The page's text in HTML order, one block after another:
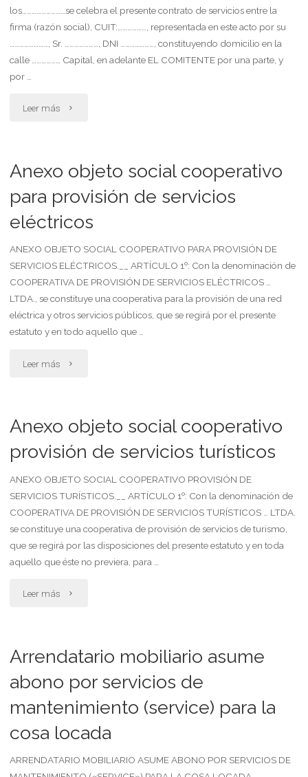
y
los………………………se celebra el presente contrato de servicios entre la
firma (razón social), CUIT:………………, representada en este acto por su
……………………, Sr. …………………, DNI …………………, constituyendo domicilio en la
calle ……………… Capital, en adelante EL COMITENTE por una parte, y
por …
Leer más "Contrato
servicios
(contrato
de
servicios)"
Anexo objeto social cooperativo
para provisión de servicios
eléctricos
ANEXO OBJETO SOCIAL COOPERATIVO PARA PROVISIÓN DE
SERVICIOS ELÉCTRICOS.__ ARTÍCULO 1º: Con la denominación de
COOPERATIVA DE PROVISIÓN DE SERVICIOS ELÉCTRICOS …
LTDA., se constituye una cooperativa para la provisión de una red
eléctrica y otros servicios públicos, que se regirá por el presente
estatuto y en todo aquello que …
Leer más "Anexo
social
cooperativo
provisión
de
Anexo objeto social cooperativo
provisión de servicios turísticos
ANEXO OBJETO SOCIAL COOPERATIVO PROVISIÓN DE
SERVICIOS TURÍSTICOS.__ ARTÍCULO 1º: Con la denominación de
COOPERATIVA DE PROVISIÓN DE SERVICIOS TURÍSTICOS … LTDA.
se constituye una cooperativa de provisión de servicios de turismo,
que se regirá por las disposiciones del presente estatuto y en toda
aquello que éste no previera, para …
Leer más "Anexo
social
provisión
de
servicios
Arrendatario mobiliario asume
abono por servicios de
mantenimiento (service) para la
cosa locada
ARRENDATARIO MOBILIARIO ASUME ABONO POR SERVICIOS DE